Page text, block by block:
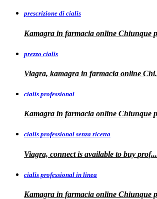
prescrizione di cialis
Kamagra in farmacia online Chiunque
prezzo cialis
Viagra, kamagra in farmacia online
cialis professional
Kamagra in farmacia online Chiunque
cialis professional senza ricetta
Viagra, connect is available to buy prof...
cialis professional in linea
Kamagra in farmacia online Chiunque